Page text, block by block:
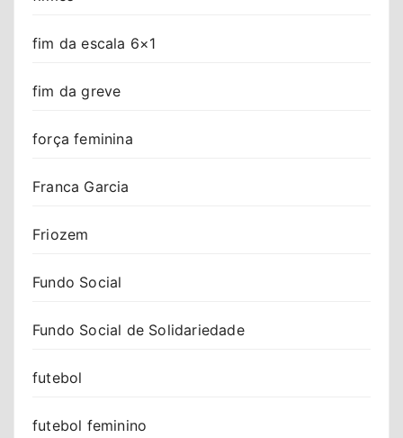
fim da escala 6×1
fim da greve
força feminina
Franca Garcia
Friozem
Fundo Social
Fundo Social de Solidariedade
futebol
futebol feminino